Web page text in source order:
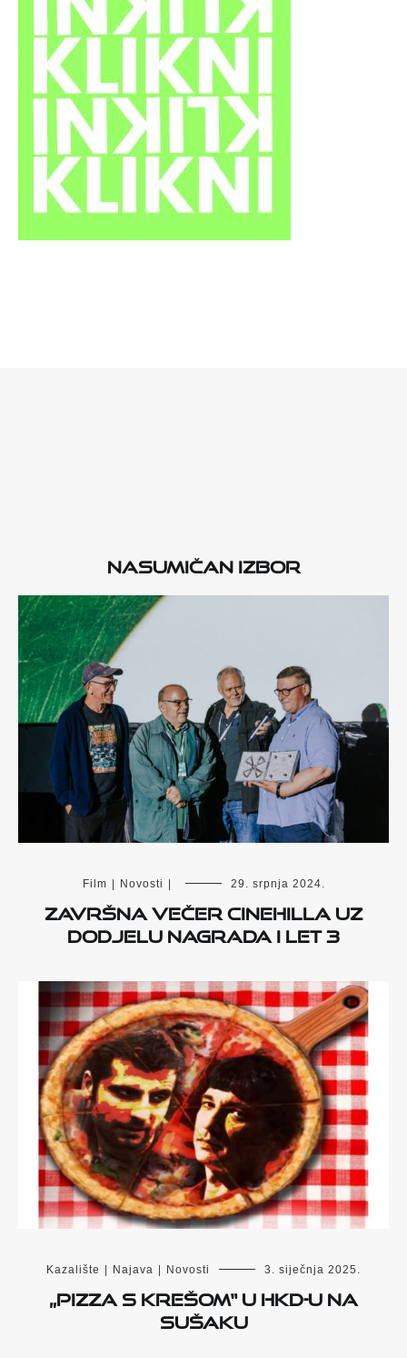
Nasumičan izbor
Film Novosti 29. srpnja 2024.
ZAVRŠNA VEČER CINEHILLA UZ
DODJELU NAGRADA I LET 3
Kazalište Najava Novosti 3. siječnja 2025.
„Pizza s Krešom“ u HKD-u na
Sušaku